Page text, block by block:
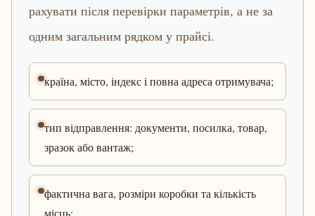
рахувати після перевірки параметрів, а не за
одним загальним рядком у прайсі.
країна, місто, індекс і повна адреса отримувача;
тип відправлення: документи, посилка, товар,
зразок або вантаж;
фактична вага, розміри коробки та кількість
місць;